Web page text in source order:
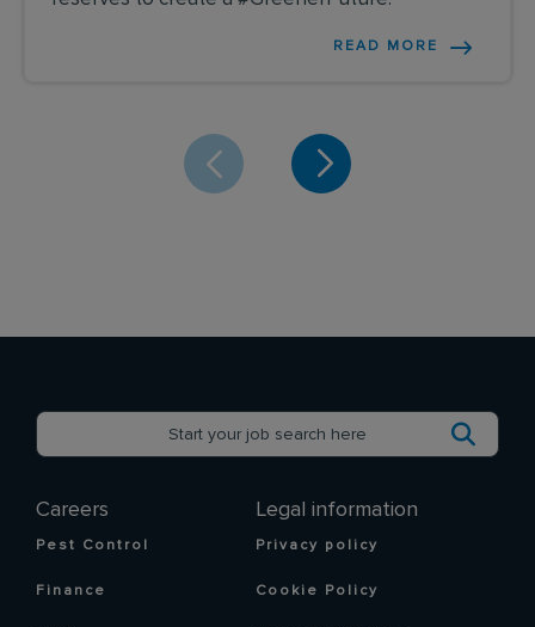
READ MORE
Careers
Pest Control
Finance
Legal information
Privacy policy
Cookie Policy